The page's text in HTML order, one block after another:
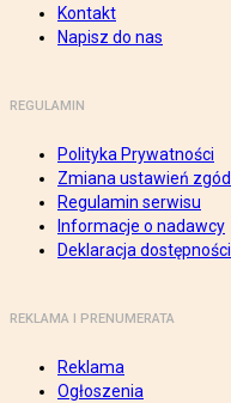
Kontakt
Napisz do nas
REGULAMIN
Polityka Prywatności
Zmiana ustawień zgód
Regulamin serwisu
Informacje o nadawcy
Deklaracja dostępności
REKLAMA I PRENUMERATA
Reklama
Ogłoszenia